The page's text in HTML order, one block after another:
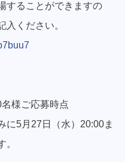
することができますの
入ください。
様ご応募時点
5月27日（水）20:00ま
。